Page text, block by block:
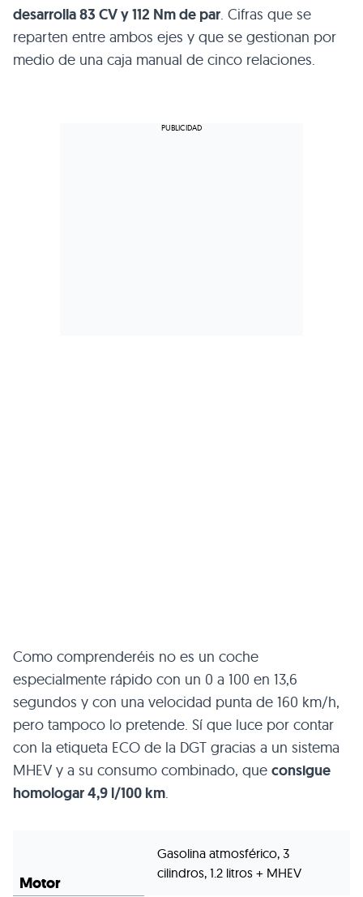
desarrolla 83 CV y 112 Nm de par. Cifras que se
reparten entre ambos ejes y que se gestionan por
medio de una caja manual de cinco relaciones.
Como comprenderéis no es un coche
especialmente rápido con un 0 a 100 en 13,6
segundos y con una velocidad punta de 160 km/h,
pero tampoco lo pretende. Sí que luce por contar
con la etiqueta ECO de la DGT gracias a un sistema
MHEV y a su consumo combinado, que consigue
homologar 4,9 l/100 km.
Motor
Gasolina atmosférico, 3
cilindros, 1.2 litros + MHEV